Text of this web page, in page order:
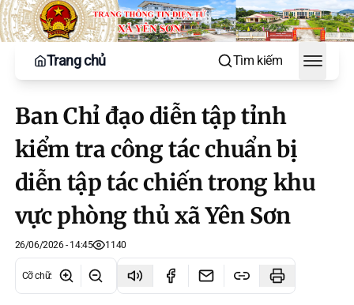
Trang chủ Tìm kiếm
Toggle
Ban Chỉ đạo diễn tập tỉnh
kiểm tra công tác chuẩn bị
diễn tập tác chiến trong khu
vực phòng thủ xã Yên Sơn
26/06/2026 - 14:45 1140
Cỡ chữ: